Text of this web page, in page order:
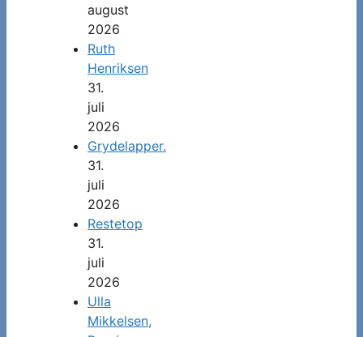
august
2026
Ruth
Henriksen
31.
juli
2026
Grydelapper.
31.
juli
2026
Restetop
31.
juli
2026
Ulla
Mikkelsen,